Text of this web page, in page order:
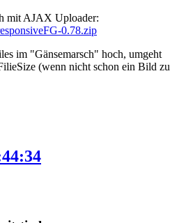
mit AJAX Uploader:
0.78.zip
im "Gänsemarsch" hoch, umgeht
(wenn nicht schon ein Bild zu